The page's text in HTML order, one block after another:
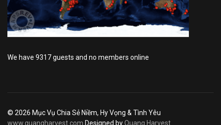
We have 9317 guests and no members online
© 2026 Mục Vụ Chia Sẻ Niềm, Hy Vọng & Tình Yêu
www.quangharvest.com Designed byQuang Harvest